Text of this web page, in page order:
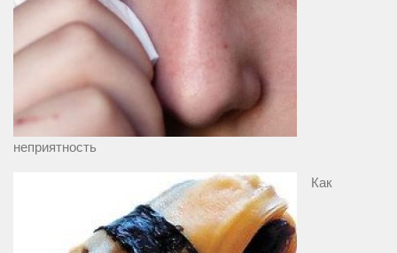
неприятность
Как